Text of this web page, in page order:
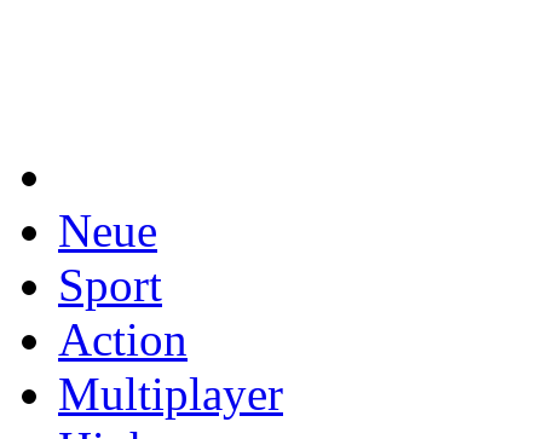
Neue
Sport
Action
Multiplayer